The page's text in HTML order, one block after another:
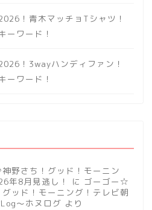
！青木マッチョTシャツ！
ーワード！
！3wayハンディファン！
ーワード！
野さち！グッド！モーニン
年8月見逃し！
に ゴーゴー☆
ッド！モーニング！テレビ朝
～ホヌログ より